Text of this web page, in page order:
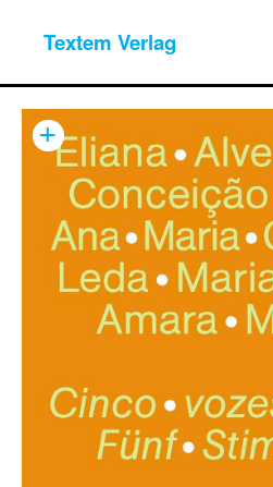
Textem Verlag
+